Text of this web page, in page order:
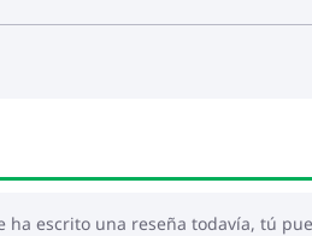
ha escrito una reseña todavía, tú